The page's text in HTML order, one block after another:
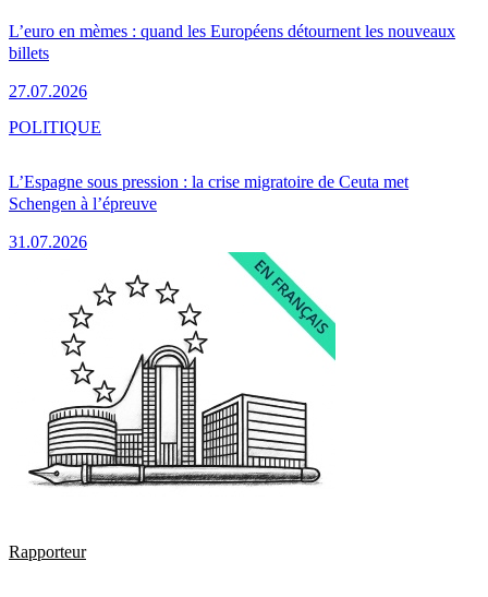
L’euro en mèmes : quand les Européens détournent les nouveaux
billets
27.07.2026
L’Espagne sous pression : la crise migratoire de Ceuta met
Schengen à l’épreuve
31.07.2026
POLITIQUE
Rapporteur